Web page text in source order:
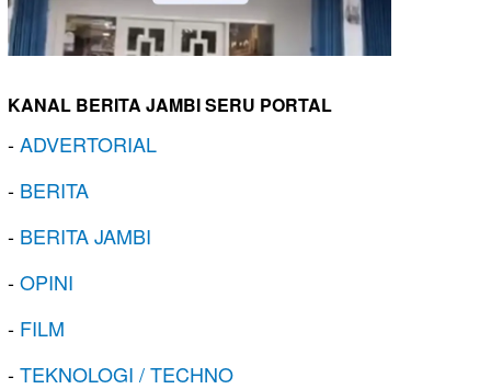
KANAL BERITA JAMBI SERU PORTAL
-ADVERTORIAL
- BERITA
- BERITA JAMBI
-OPINI
- FILM
-TEKNOLOGI / TECHNO